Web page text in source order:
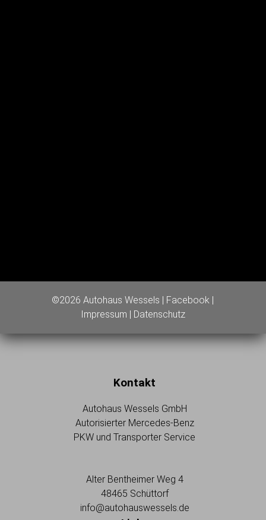
©2026 Autohaus Wessels | Facebook |
Impressum | Datenschutz
Kontakt
Autohaus Wessels GmbH
Autorisierter Mercedes-Benz
PKW und Transporter Service
Alter Bentheimer Weg 4
48465 Schüttorf
info@autohauswessels.de